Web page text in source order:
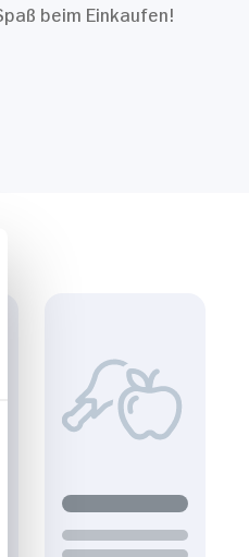
beim Einkaufen!